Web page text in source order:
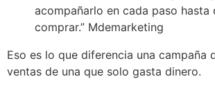
acompañarlo en cada paso hasta
comprar.” Mdemarketing
Eso es lo que diferencia una campaña
ventas de una que solo gasta dinero.